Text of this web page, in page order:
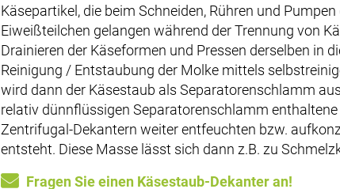
Käsepartikel, die beim Schneiden, Rühren und
Eiweißteilchen gelangen während der Trennung von
Drainieren der Käseformen und Pressen derselben in
Reinigung / Entstaubung der Molke mittels
wird dann der Käsestaub als Separatorenschlamm
relativ dünnflüssigen Separatorenschlamm
Zentrifugal-Dekantern weiter entfeuchten bzw.
entsteht. Diese Masse lässt sich dann z.B. zu
Fragen Sie einen Käsestaub-Dekanter an!